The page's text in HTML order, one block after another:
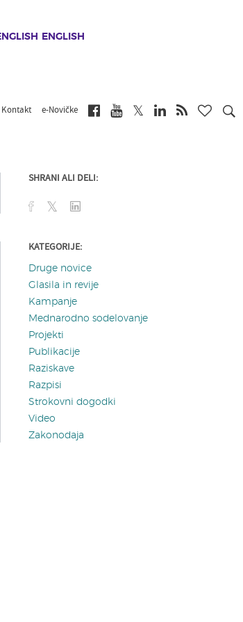
ENGLISH
Kontakt e-Novičke
SHRANI ALI DELI:
KATEGORIJE:
Druge novice
Glasila in revije
Kampanje
Mednarodno sodelovanje
Projekti
Publikacije
Raziskave
Razpisi
Strokovni dogodki
Video
Zakonodaja